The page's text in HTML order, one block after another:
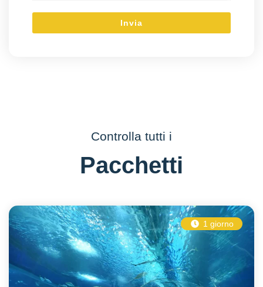
Controlla tutti i
Pacchetti
1 giorno